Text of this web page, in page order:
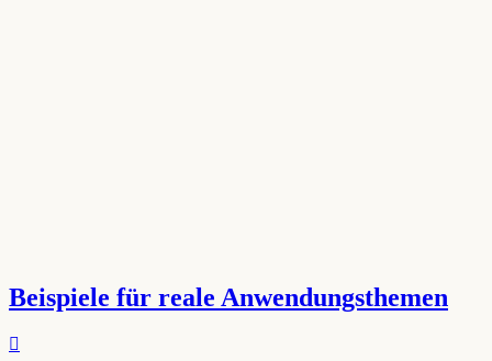
Beispiele für reale Anwendungsthemen